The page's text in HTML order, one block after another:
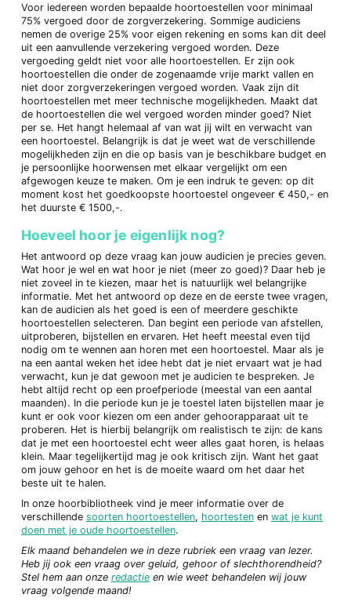
Voor iedereen worden bepaalde hoortoestellen voor minimaal
75% vergoed door de zorgverzekering. Sommige audiciens
nemen de overige 25% voor eigen rekening en soms kan dit deel
uit een aanvullende verzekering vergoed worden. Deze
vergoeding geldt niet voor alle hoortoestellen. Er zijn ook
hoortoestellen die onder de zogenaamde vrije markt vallen en
niet door zorgverzekeringen vergoed worden. Vaak zijn dit
hoortoestellen met meer technische mogelijkheden. Maakt dat
de hoortoestellen die wel vergoed worden minder goed? Niet
per se. Het hangt helemaal af van wat jij wilt en verwacht van
een hoortoestel. Belangrijk is dat je weet wat de verschillende
mogelijkheden zijn en die op basis van je beschikbare budget en
je persoonlijke hoorwensen met elkaar vergelijkt om een
afgewogen keuze te maken. Om je een indruk te geven: op dit
moment kost het goedkoopste hoortoestel ongeveer € 450,- en
het duurste € 1500,-.
Hoeveel hoor je eigenlijk nog?
Het antwoord op deze vraag kan jouw audicien je precies geven.
Wat hoor je wel en wat hoor je niet (meer zo goed)? Daar heb je
niet zoveel in te kiezen, maar het is natuurlijk wel belangrijke
informatie. Met het antwoord op deze en de eerste twee vragen,
kan de audicien als het goed is een of meerdere geschikte
hoortoestellen selecteren. Dan begint een periode van afstellen,
uitproberen, bijstellen en ervaren. Het heeft meestal even tijd
nodig om te wennen aan horen met een hoortoestel. Maar als je
na een aantal weken het idee hebt dat je niet ervaart wat je had
verwacht, kun je dat gewoon met je audicien te bespreken. Je
hebt altijd recht op een proefperiode (meestal van een aantal
maanden). In die periode kun je je toestel laten bijstellen maar je
kunt er ook voor kiezen om een ander gehoorapparaat uit te
proberen. Het is hierbij belangrijk om realistisch te zijn: de kans
dat je met een hoortoestel echt weer alles gaat horen, is helaas
klein. Maar tegelijkertijd mag je ook kritisch zijn. Want het gaat
om jouw gehoor en het is de moeite waard om het daar het
beste uit te halen.
In onze hoorbibliotheek vind je meer informatie over de
verschillende soorten hoortoestellen, hoortestenen wat je kunt
doen met je oude hoortoestellen.
Elk maand behandelen we in deze rubriek een vraag van lezer.
Heb jij ook een vraag over geluid, gehoor of slechthorendheid?
Stel hem aan onze redactieen wie weet behandelen wij jouw
vraag volgende maand!